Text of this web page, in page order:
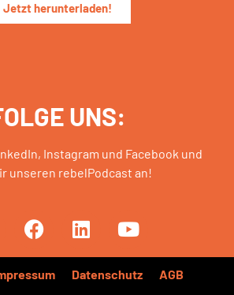
Jetzt herunterladen!
UNS:
Instagram und Facebook und
unseren rebelPodcast an!
Datenschutz AGB